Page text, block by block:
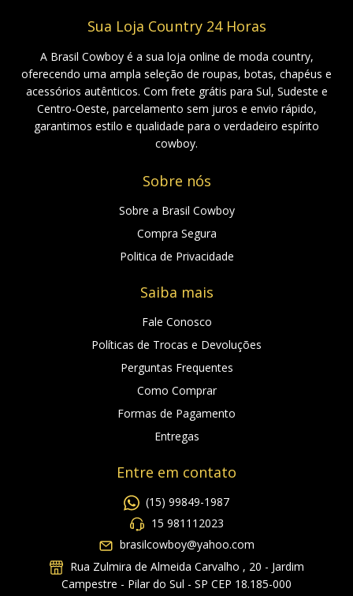
Sua Loja Country 24 Horas
A Brasil Cowboy é a sua loja online de moda country,
oferecendo uma ampla seleção de roupas, botas, chapéus e
acessórios autênticos. Com frete grátis para Sul, Sudeste e
Centro-Oeste, parcelamento sem juros e envio rápido,
garantimos estilo e qualidade para o verdadeiro espírito
cowboy.
Sobre nós
Sobre a Brasil Cowboy
Compra Segura
Politica de Privacidade
Saiba mais
Fale Conosco
Políticas de Trocas e Devoluções
Perguntas Frequentes
Como Comprar
Formas de Pagamento
Entregas
Entre em contato
(15) 99849-1987
15 981112023
brasilcowboy@yahoo.com
Rua Zulmira de Almeida Carvalho , 20 - Jardim
Campestre - Pilar do Sul - SP CEP 18.185-000